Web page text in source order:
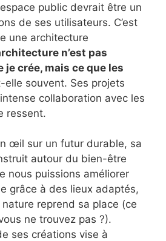
public devrait être un
de ses utilisateurs. C’est
une architecture
n’est pas
je crée, mais ce que les
elle souvent. Ses projets
collaboration avec les
ressent.
œil sur un futur durable, sa
autour du bien-être
nous puissions améliorer
grâce à des lieux adaptés,
reprend sa place (ce
ne trouvez pas ?).
ses créations vise à